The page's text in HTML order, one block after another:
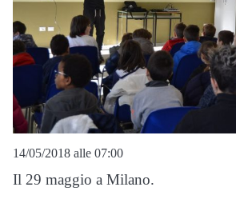
14/05/2018 alle 07:00
Il 29 maggio a Milano.